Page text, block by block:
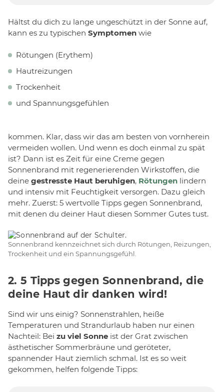
Hältst du dich zu lange ungeschützt in der Sonne auf,
kann es zu typischen Symptomen wie
Rötungen (Erythem)
Hautreizungen
Trockenheit
und Spannungsgefühlen
kommen. Klar, dass wir das am besten von vornherein
vermeiden wollen. Und wenn es doch einmal zu spät
ist? Dann ist es Zeit für eine Creme gegen
Sonnenbrand mit regenerierenden Wirkstoffen, die
deine gestresste Haut beruhigen, Rötungen lindern
und intensiv mit Feuchtigkeit versorgen. Dazu gleich
mehr. Zuerst: 5 wertvolle Tipps gegen Sonnenbrand,
mit denen du deiner Haut diesen Sommer Gutes tust.
Sonnenbrand kennzeichnet sich durch Rötungen, Reizungen,
Trockenheit und ein Spannungsgefühl.
2. 5 Tipps gegen Sonnenbrand, die
deine Haut dir danken wird!
Sind wir uns einig? Sonnenstrahlen, heiße
Temperaturen und Strandurlaub haben nur einen
Nachteil: Bei zu viel Sonne ist der Grat zwischen
ästhetischer Sommerbräune und geröteter,
spannender Haut ziemlich schmal. Ist es so weit
gekommen, helfen folgende Tipps: